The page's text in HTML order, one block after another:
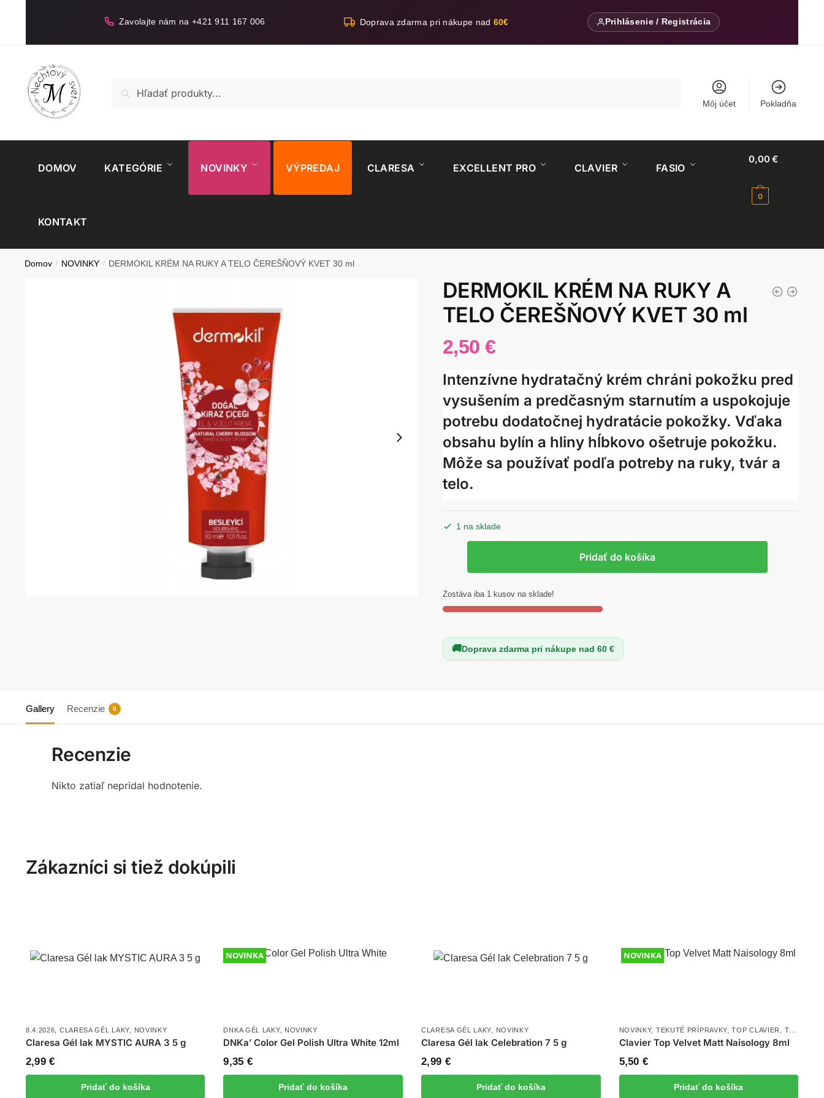
Zavolajte nám na +421 911 167 006 Doprava zdarma pri nákupe nad 60€ Prihlásenie / Registrácia
Vyhľadávanie
Môj účet Pokladňa
DOMOV KATEGÓRIE NOVINKY VÝPREDAJ CLARESA EXCELLENT PRO CLAVIER FASIO
KONTAKT
0,00€
0
Domov / NOVINKY / DERMOKIL KRÉM NA RUKY A TELO ČEREŠŇOVÝ KVET 30 ml
DERMOKIL KRÉM NA RUKY A
TELO ČEREŠŇOVÝ KVET 30 ml
2,50€
Intenzívne hydratačný krém chráni pokožku pred
vysušením a predčasným starnutím a uspokojuje
potrebu dodatočnej hydratácie pokožky. Vďaka
obsahu bylín a hliny hĺbkovo ošetruje pokožku.
Môže sa používať podľa potreby na ruky, tvár a
telo.
1 na sklade
NA
RUKY
TELO
ČEREŠŇOVÝ
Pridať do košíka
Zostáva iba 1 kusov na sklade!
Doprava zdarma pri nákupe nad 60 €
Gallery Recenzie 0
Recenzie
Nikto zatiaľ nepridal hodnotenie.
Zákazníci si tiež dokúpili
8.4.2026 CLARESA GÉL LAKY NOVINKY
Claresa Gél lak MYSTIC AURA 3 5 g
2,99€
Pridať do košíka
NOVINKA
DNKA GÉL LAKY, NOVINKY
DNKa’ Color Gel Polish Ultra White 12ml
9,35 €
Pridať do košíka
CLARESA GÉL LAKY NOVINKY
Claresa Gél lak Celebration 7 5 g
2,99 €
Pridať do košíka
NOVINKA
NOVINKY, TEKUTÉ PRÍPRAVKY ,TOP CLAVIER TOP COAT
Clavier Top Velvet Matt Naisology 8ml
5,50€
Pridať do košíka